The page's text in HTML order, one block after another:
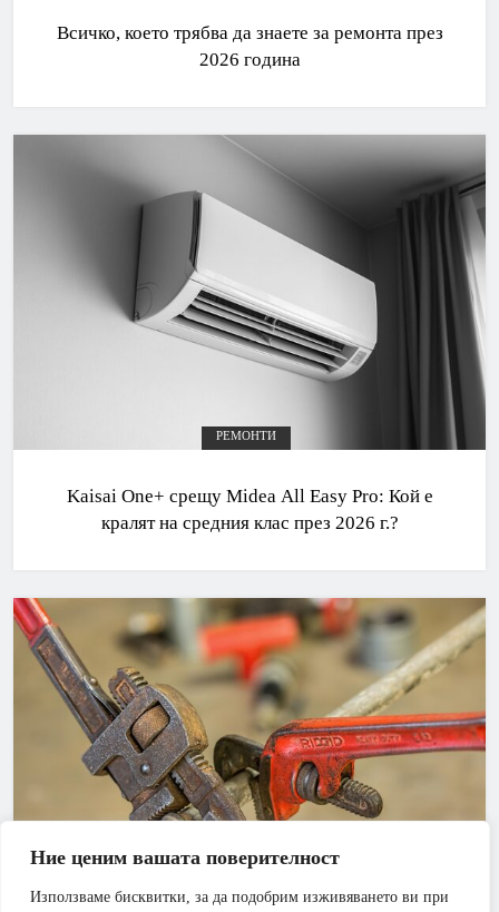
Ние ценим вашата поверителност
Използваме бисквитки, за да подобрим изживяването ви при
Всичко, което трябва да знаете за ремонта през
2026 година
РЕМОНТИ
Kaisai One+ срещу Midea All Easy Pro: Кой е
кралят на средния клас през 2026 г.?
АПАРТАМЕНТ БАНЯ